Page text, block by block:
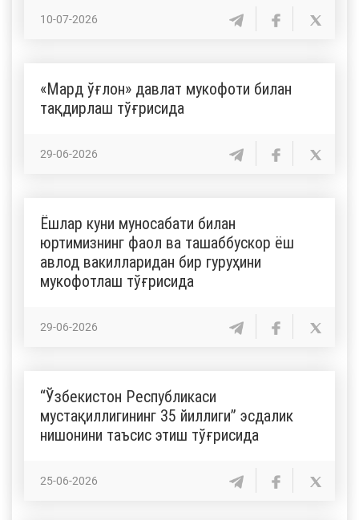
10-07-2026
«Мард ўғлон» давлат мукофоти билан
тақдирлаш тўғрисида
29-06-2026
Ёшлар куни муносабати билан
юртимизнинг фаол ва ташаббускор ёш
авлод вакилларидан бир гуруҳини
мукофотлаш тўғрисида
29-06-2026
“Ўзбекистон Республикаси
мустақиллигининг 35 йиллиги” эсдалик
нишонини таъсис этиш тўғрисида
25-06-2026